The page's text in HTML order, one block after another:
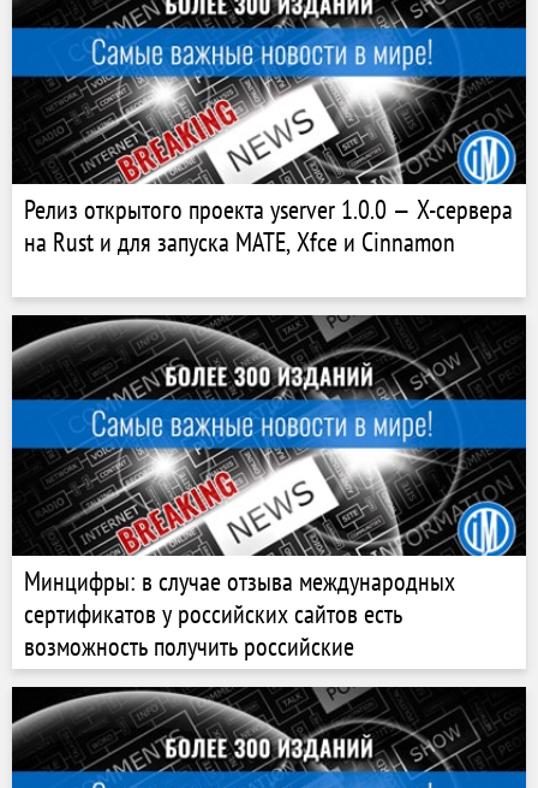
Релиз открытого проекта yserver 1.0.0 — X-сервера
на Rust и для запуска MATE, Xfce и Cinnamon
Минцифры: в случае отзыва международных
сертификатов у российских сайтов есть
возможность получить российские